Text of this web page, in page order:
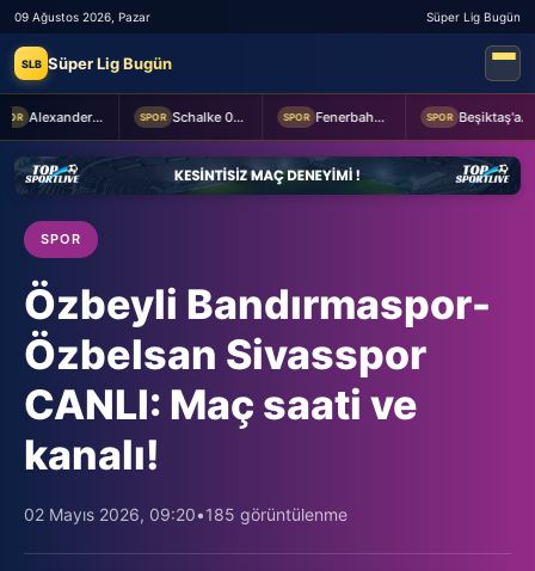
09 Ağustos 2026, Pazar Süper Lig Bugün
SLB Süper Lig Bugün
Alexander Nübel: En önemlisi takım halinde oynamak SPOR Schalke 04 Edin Dzeko ile 1 yıllık yeni sözleşme imzaladı SPOR Fenerbahçe 2-0 Sturm Graz (MAÇTAN KARELER) SPOR Beşiktaş'a Youssouf Fofana transferinde müjdeli haber!
SPOR
Özbeyli Bandırmaspor-
Özbelsan Sivasspor
CANLI: Maç saati ve
kanalı!
02 Mayıs 2026, 09:20•185 görüntülenme